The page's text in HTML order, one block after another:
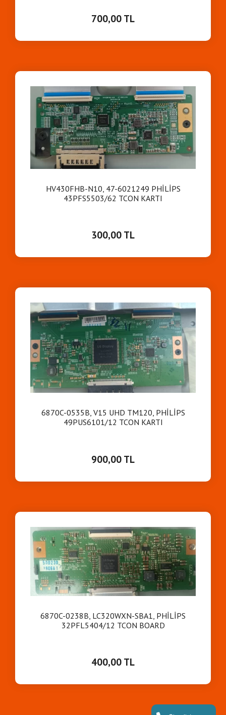
700,00 TL
HV430FHB-N10, 47-6021249 PHİLİPS
43PFS5503/62 TCON KARTI
300,00 TL
6870C-0535B, V15 UHD TM120, PHİLİPS
49PUS6101/12 TCON KARTI
900,00 TL
6870C-0238B, LC320WXN-SBA1, PHİLİPS
32PFL5404/12 TCON BOARD
400,00 TL